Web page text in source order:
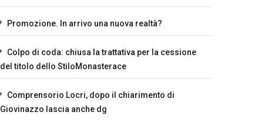
Promozione. In arrivo una nuova realtà?
Colpo di coda: chiusa la trattativa per la cessione
del titolo dello StiloMonasterace
Comprensorio Locri, dopo il chiarimento di
Giovinazzo lascia anche dg